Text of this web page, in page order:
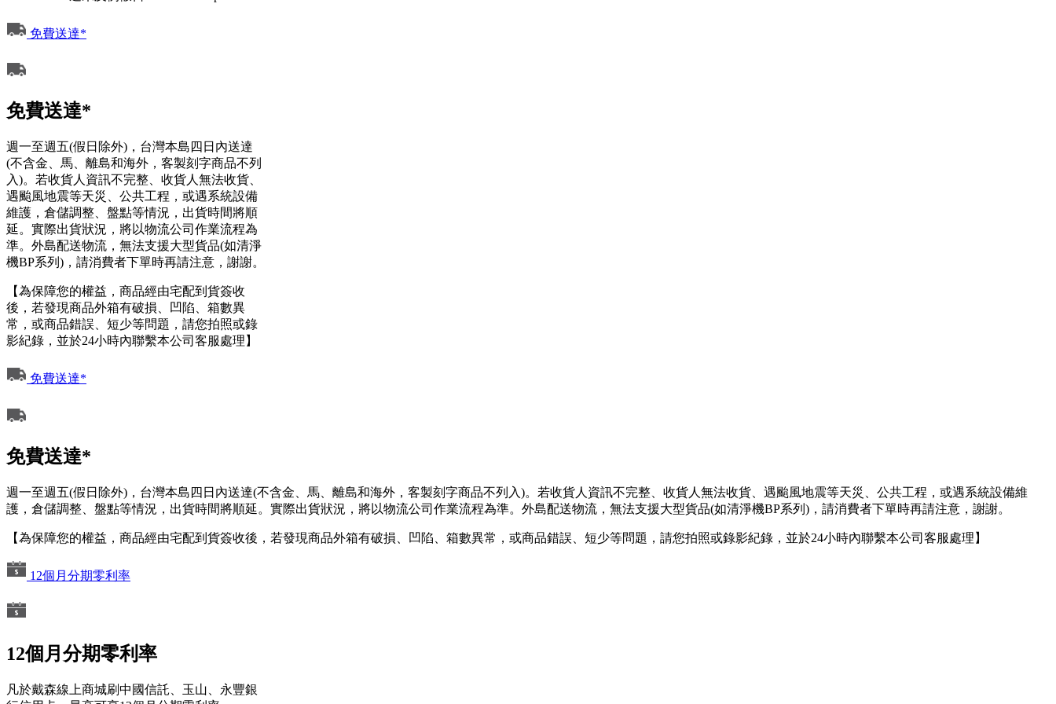
免費送達*
免費送達*
週一至週五(假日除外)，台灣本島四日內送達
(不含金、馬、離島和海外，客製刻字商品不列
入)。若收貨人資訊不完整、收貨人無法收貨、
遇颱風地震等天災、公共工程，或遇系統設備
維護，倉儲調整、盤點等情況，出貨時間將順
延。實際出貨狀況，將以物流公司作業流程為
準。外島配送物流，無法支援大型貨品(如清淨
機BP系列)，請消費者下單時再請注意，謝謝。
【為保障您的權益，商品經由宅配到貨簽收
後，若發現商品外箱有破損、凹陷、箱數異
常，或商品錯誤、短少等問題，請您拍照或錄
影紀錄，並於24小時內聯繫本公司客服處理】
免費送達*
免費送達*
週一至週五(假日除外)，台灣本島四日內送達(不含金、馬、離島和海外，客製刻字商品不列入)。若收貨人資訊不完整、收貨人無法收貨、遇颱風地震等天災、公共工程，或遇系統設備維
護，倉儲調整、盤點等情況，出貨時間將順延。實際出貨狀況，將以物流公司作業流程為準。外島配送物流，無法支援大型貨品(如清淨機BP系列)，請消費者下單時再請注意，謝謝。
【為保障您的權益，商品經由宅配到貨簽收後，若發現商品外箱有破損、凹陷、箱數異常，或商品錯誤、短少等問題，請您拍照或錄影紀錄，並於24小時內聯繫本公司客服處理】
12個月分期零利率
12個月分期零利率
凡於戴森線上商城刷中國信託、玉山、永豐銀